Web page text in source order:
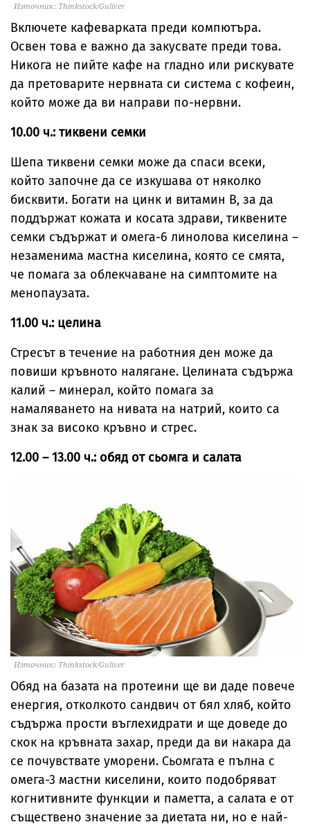
Източник: Thinkstock/Guliver
Включете кафеварката преди компютъра.
Освен това е важно да закусвате преди това.
Никога не пийте кафе на гладно или рискувате
да претоварите нервната си система с кофеин,
който може да ви направи по-нервни.
10.00 ч.: тиквени семки
Шепа тиквени семки може да спаси всеки,
който започне да се изкушава от няколко
бисквити. Богати на цинк и витамин B, за да
поддържат кожата и косата здрави, тиквените
семки съдържат и омега-6 линолова киселина –
незаменима мастна киселина, която се смята,
че помага за облекчаване на симптомите на
менопаузата.
11.00 ч.: целина
Стресът в течение на работния ден може да
повиши кръвното налягане. Целината съдържа
калий – минерал, който помага за
намаляването на нивата на натрий, които са
знак за високо кръвно и стрес.
12.00 – 13.00 ч.: обяд от сьомга и салата
Източник: Thinkstock/Guliver
Обяд на базата на протеини ще ви даде повече
енергия, отколкото сандвич от бял хляб, който
съдържа прости въглехидрати и ще доведе до
скок на кръвната захар, преди да ви накара да
се почувствате уморени. Сьомгата е пълна с
омега-3 мастни киселини, които подобряват
когнитивните функции и паметта, а салата е от
съществено значение за диетата ни, но е най-